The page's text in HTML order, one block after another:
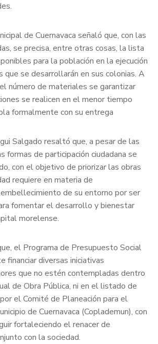
de Cuernavaca señaló que, con las
se precisa, entre otras cosas, la lista
para la población en la ejecución
que se desarrollarán en sus colonias. A
número de materiales se garantizar
se realicen en el menor tiempo
formalmente con su entrega
Salgado resaltó que, a pesar de las
formas de participación ciudadana se
con el objetivo de priorizar las obras
requiere en materia de
de su entorno por ser
fomentar el desarrollo y bienestar
morelense.
el Programa de Presupuesto Social
financiar diversas iniciativas
que no estén contempladas dentro
de Obra Pública, ni en el listado de
el Comité de Planeación para el
de Cuernavaca (Coplademun), con
fortaleciendo el renacer de
con la sociedad.